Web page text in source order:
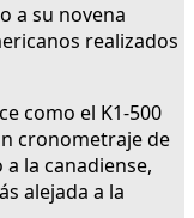
a su novena
realizados
como el K1-500
cronometraje de
a la canadiense,
alejada a la